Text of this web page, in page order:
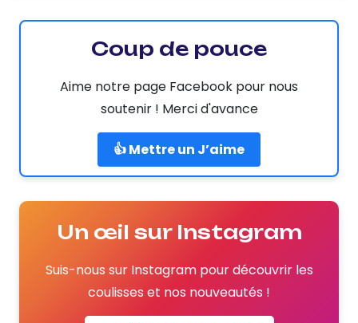
Coup de pouce
Aime notre page Facebook pour nous
soutenir ! Merci d'avance
👍 Mettre un J’aime
Un œil sur Instagram
Suis-nous sur Instagram pour découvrir les
coulisses et nos nouveautés !